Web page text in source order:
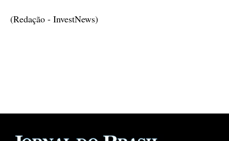
(Redação - InvestNews)